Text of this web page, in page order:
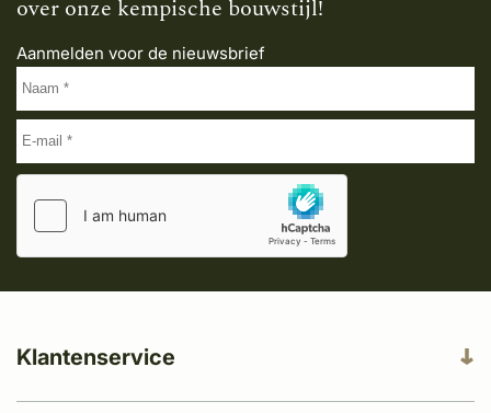
over onze kempische bouwstijl!
Aanmelden voor de nieuwsbrief
Klantenservice